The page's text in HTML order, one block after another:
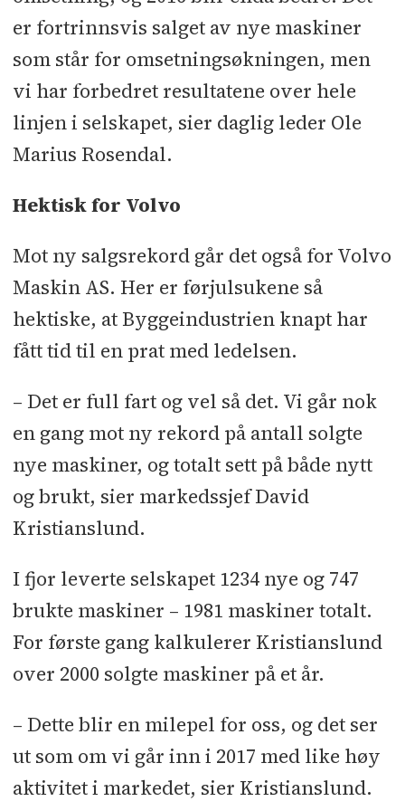
er fortrinnsvis salget av nye maskiner
som står for omsetningsøkningen, men
vi har forbedret resultatene over hele
linjen i selskapet, sier daglig leder Ole
Marius Rosendal.
Hektisk for Volvo
Mot ny salgsrekord går det også for Volvo
Maskin AS. Her er førjulsukene så
hektiske, at Byggeindustrien knapt har
fått tid til en prat med ledelsen.
– Det er full fart og vel så det. Vi går nok
en gang mot ny rekord på antall solgte
nye maskiner, og totalt sett på både nytt
og brukt, sier markedssjef David
Kristianslund.
I fjor leverte selskapet 1234 nye og 747
brukte maskiner – 1981 maskiner totalt.
For første gang kalkulerer Kristianslund
over 2000 solgte maskiner på et år.
– Dette blir en milepel for oss, og det ser
ut som om vi går inn i 2017 med like høy
aktivitet i markedet, sier Kristianslund.